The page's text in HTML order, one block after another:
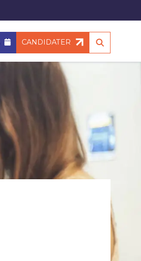
CANDIDATER